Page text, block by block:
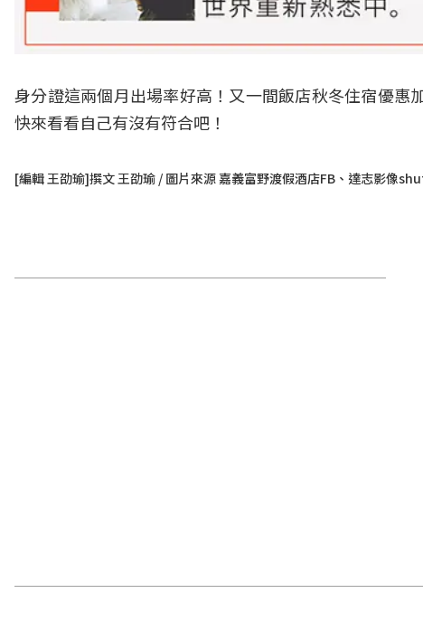
身分證這兩個月出場率好高！又一間飯店秋冬住宿優惠
快來看看自己有沒有符合吧！
[編輯 王劭瑜]撰文 王劭瑜 / 圖片來源 嘉義富野渡假酒店FB、達志影像